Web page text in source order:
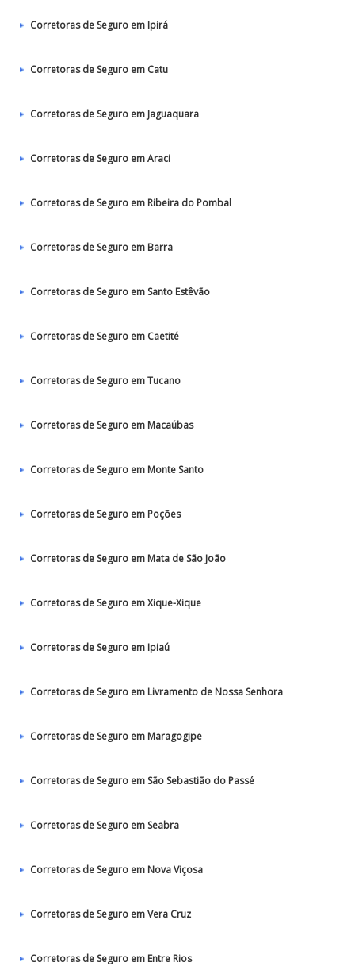
Corretoras de Seguro em Ipirá
Corretoras de Seguro em Catu
Corretoras de Seguro em Jaguaquara
Corretoras de Seguro em Araci
Corretoras de Seguro em Ribeira do Pombal
Corretoras de Seguro em Barra
Corretoras de Seguro em Santo Estêvão
Corretoras de Seguro em Caetité
Corretoras de Seguro em Tucano
Corretoras de Seguro em Macaúbas
Corretoras de Seguro em Monte Santo
Corretoras de Seguro em Poções
Corretoras de Seguro em Mata de São João
Corretoras de Seguro em Xique-Xique
Corretoras de Seguro em Ipiaú
Corretoras de Seguro em Livramento de Nossa Senhora
Corretoras de Seguro em Maragogipe
Corretoras de Seguro em São Sebastião do Passé
Corretoras de Seguro em Seabra
Corretoras de Seguro em Nova Viçosa
Corretoras de Seguro em Vera Cruz
Corretoras de Seguro em Entre Rios